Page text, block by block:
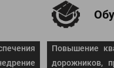
Повышение
дорожников,